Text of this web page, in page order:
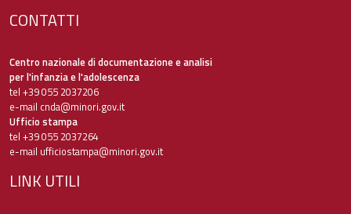
CONTATTI
Centro nazionale di documentazione e analisi
per l'infanzia e l'adolescenza
tel +39 055 2037206
e-mail cnda@minori.gov.it
Ufficio stampa
tel +39 055 2037264
e-mail ufficiostampa@minori.gov.it
LINK UTILI